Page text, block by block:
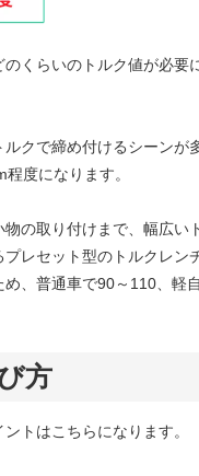
くらいのトルク値が必要
クで締め付けるシーンが
度になります。
の取り付けまで、幅広い
レセット型のトルクレン
、普通車で90～110、軽
方
トはこちらになります。